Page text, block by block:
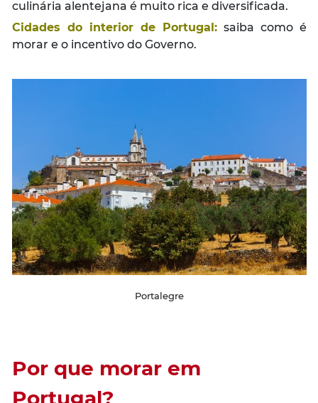
culinária alentejana é muito rica e diversificada.
Cidades do interior de Portugal:saiba como é
morar e o incentivo do Governo.
Portalegre
Por que morar em
Portugal?